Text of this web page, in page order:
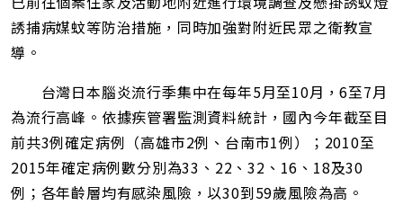
誘捕病媒蚊等防治措施，同時加強對附近民眾之衛教宣
導。
台灣日本腦炎流行季集中在每年5月至10月，6至7月
為流行高峰。依據疾管署監測資料統計，國內今年截至目
前共3例確定病例（高雄市2例、台南市1例）；2010至
2015年確定病例數分別為33、22、32、16、18及30
例；各年齡層均有感染風險，以30到59歲風險為高。